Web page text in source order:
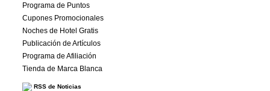
Programa de Puntos
Cupones Promocionales
Noches de Hotel Gratis
Publicación de Artículos
Programa de Afiliación
Tienda de Marca Blanca
RSS de Noticias